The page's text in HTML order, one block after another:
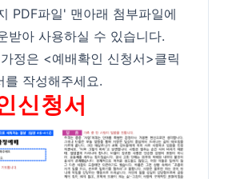
PDF파일' 맨아래 첨부파일에
받아 사용하실 수 있습니다.
정은 <예배확인 신청서>클릭
를 작성해주세요.
신청서